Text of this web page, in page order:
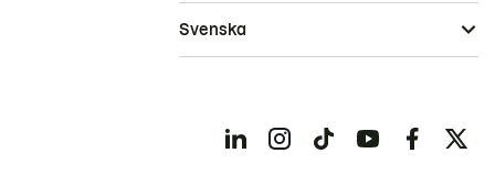
Svenska